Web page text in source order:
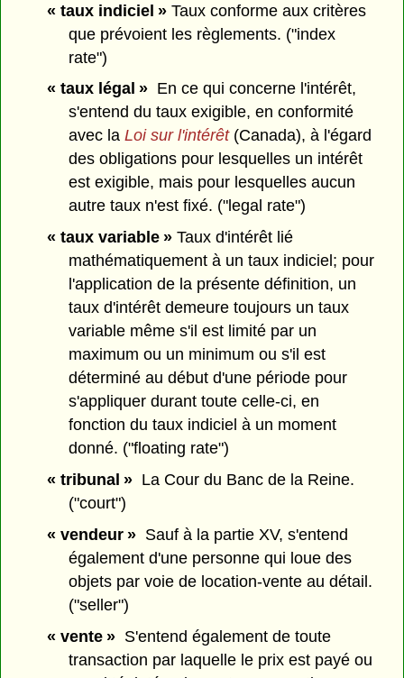
« taux indiciel »Taux conforme aux critères
que prévoient les règlements. ("index
rate")
« taux légal »En ce qui concerne l'intérêt,
s'entend du taux exigible, en conformité
avec laLoi sur l'intérêt (Canada), à l'égard
des obligations pour lesquelles un intérêt
est exigible, mais pour lesquelles aucun
autre taux n'est fixé. ("legal rate")
« taux variable »Taux d'intérêt lié
mathématiquement à un taux indiciel; pour
l'application de la présente définition, un
taux d'intérêt demeure toujours un taux
variable même s'il est limité par un
maximum ou un minimum ou s'il est
déterminé au début d'une période pour
s'appliquer durant toute celle-ci, en
fonction du taux indiciel à un moment
donné. ("floating rate")
« tribunal »La Cour du Banc de la Reine.
("court")
« vendeur »Sauf à la partie XV, s'entend
également d'une personne qui loue des
objets par voie de location-vente au détail.
("seller")
« vente »S'entend également de toute
transaction par laquelle le prix est payé ou